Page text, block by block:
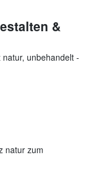
&
unbehandelt -
natur zum